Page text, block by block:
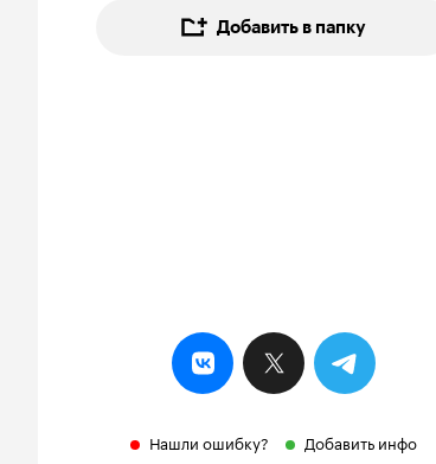
Добавить в папку
Нашли ошибку? Добавить инфо